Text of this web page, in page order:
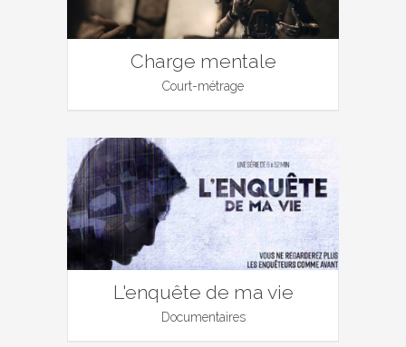
Charge mentale
Court-métrage
L'enquête de ma vie
Documentaires